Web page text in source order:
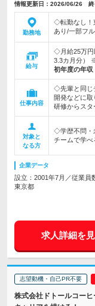
情報更新日：2026/06/26
勤務地
◇転勤なし！
あり/一部フ
給与
◇月給25万円
3.3カ月分）
初年度の年収
仕事内容
◇先輩と同じ
開発などに
研修からスタ
対象と
なる方
◇学歴不問・
チームで学
企業データ
設立：2001年7月／従業員
東京都
求人詳細を
志望動機・自己PR不要
株式会社ドトールコー